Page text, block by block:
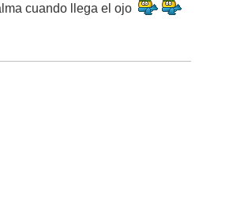
cuando llega el ojo